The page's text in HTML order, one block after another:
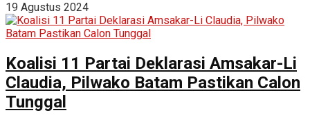
19 Agustus 2024
Koalisi 11 Partai Deklarasi Amsakar-Li
Claudia, Pilwako Batam Pastikan Calon
Tunggal